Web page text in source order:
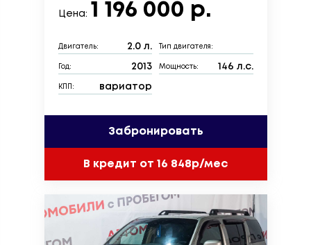
Цена: 1 196 000 р.
Двигатель: 2.0 л. Тип двигателя:
Год: 2013 Мощность: 146 л.с.
КПП: вариатор
Забронировать
В кредит от 16 848р/мес